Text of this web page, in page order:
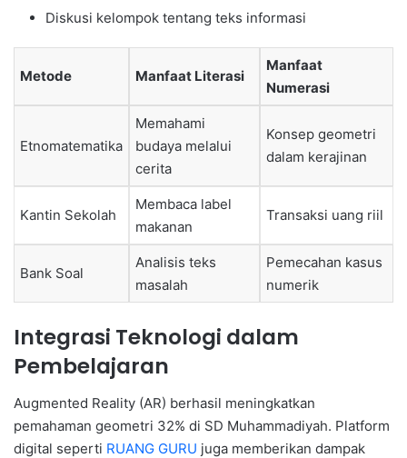
Diskusi kelompok tentang teks informasi
Metode Manfaat Literasi
Manfaat
Numerasi
Etnomatematika
Memahami
budaya melalui
cerita
Konsep geometri
dalam kerajinan
Kantin Sekolah
Membaca label
makanan
Transaksi uang riil
Bank Soal
Analisis teks
masalah
Pemecahan kasus
numerik
Integrasi Teknologi dalam
Pembelajaran
Augmented Reality (AR) berhasil meningkatkan
pemahaman geometri 32% di SD Muhammadiyah. Platform
digital seperti RUANG GURU juga memberikan dampak